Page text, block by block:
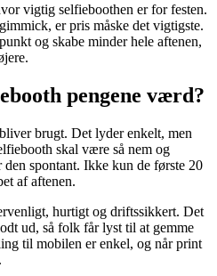
vigtig selfieboothen er for festen.
er pris måske det vigtigste.
og skabe minder hele aftenen,
pengene værd?
brugt. Det lyder enkelt, men
skal være så nem og
spontant. Ikke kun de første 20
af aftenen.
hurtigt og driftssikkert. Det
ud, så folk får lyst til at gemme
til mobilen er enkel, og når print